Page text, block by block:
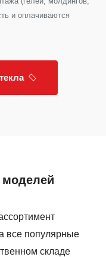
и оплачиваются
моделей
все популярные
складе